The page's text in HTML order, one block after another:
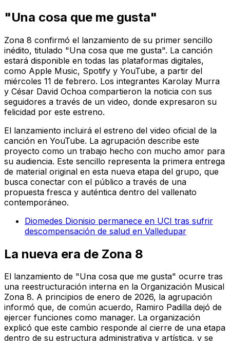
"Una cosa que me gusta"
Zona 8 confirmó el lanzamiento de su primer sencillo
inédito, titulado "Una cosa que me gusta". La canción
estará disponible en todas las plataformas digitales,
como Apple Music, Spotify y YouTube, a partir del
miércoles 11 de febrero. Los integrantes Karolay Murra
y César David Ochoa compartieron la noticia con sus
seguidores a través de un video, donde expresaron su
felicidad por este estreno.
El lanzamiento incluirá el estreno del video oficial de la
canción en YouTube. La agrupación describe este
proyecto como un trabajo hecho con mucho amor para
su audiencia. Este sencillo representa la primera entrega
de material original en esta nueva etapa del grupo, que
busca conectar con el público a través de una
propuesta fresca y auténtica dentro del vallenato
contemporáneo.
Diomedes Dionisio permanece en UCI tras sufrir
descompensación de salud en Valledupar
La nueva era de Zona 8
El lanzamiento de "Una cosa que me gusta" ocurre tras
una reestructuración interna en la Organización Musical
Zona 8. A principios de enero de 2026, la agrupación
informó que, de común acuerdo, Ramiro Padilla dejó de
ejercer funciones como manager. La organización
explicó que este cambio responde al cierre de una etapa
dentro de su estructura administrativa y artística, y se